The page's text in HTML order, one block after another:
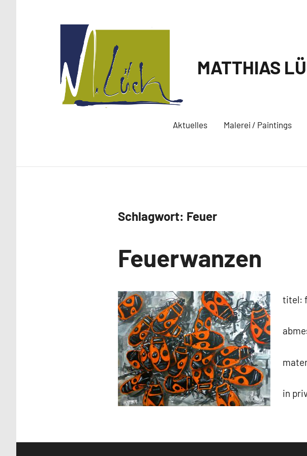
MATTHIAS
Aktuelles Malerei / Paintings
Schlagwort: Feuer
Malerei /
Paintings
Feuerwanzen
titel:
in